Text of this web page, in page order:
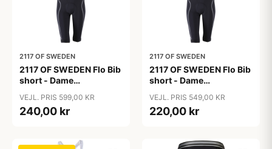
2117 OF SWEDEN
2117 OF SWEDEN Flo Bib
short - Dame
Sort - Str. 36
VEJL. PRIS 599,00 KR
240,00 kr
2117 OF SWEDEN
2117 OF SWEDEN Flo Bib
short - Dame
Sort - Str. 38
VEJL. PRIS 549,00 KR
220,00 kr